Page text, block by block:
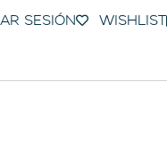
SESIÓN WISHLIST